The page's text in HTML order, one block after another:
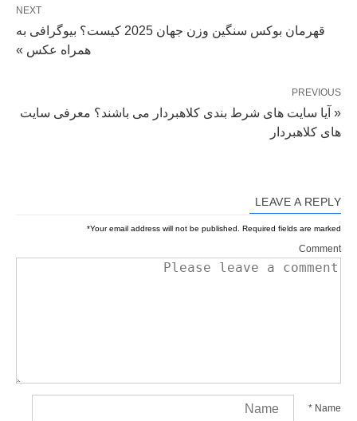
NEXT
قهرمان بوکس سنگین وزن جهان 2025 کیست؟ بیوگرافی به
همراه عکس »
PREVIOUS
« آیا سایت های شرط بندی کلاهبردار می باشند؟ معرفی سایت
های کلاهبردار
LEAVE A REPLY
Your email address will not be published. Required fields are marked
*
Comment
Name
*